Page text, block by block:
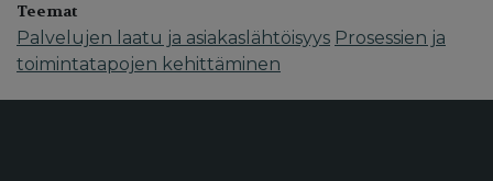
Teemat
Palvelujen laatu ja asiakaslähtöisyys Prosessien ja
toimintatapojen kehittäminen